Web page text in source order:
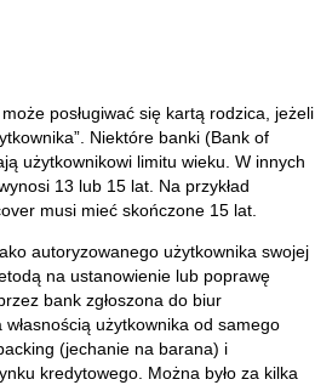
posługiwać się kartą rodzica, jeżeli
Niektóre banki (Bank of
użytkownikowi limitu wieku. W innych
13 lub 15 lat. Na przykład
musi mieć skończone 15 lat.
autoryzowanego użytkownika swojej
na ustanowienie lub poprawę
bank zgłoszona do biur
użytkownika od samego
(jechanie na barana) i
kredytowego. Można było za kilka